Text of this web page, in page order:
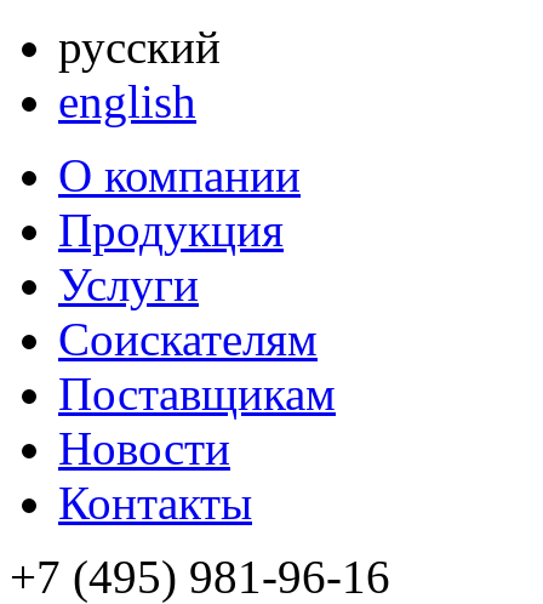
русский
english
О компании
Продукция
Услуги
Соискателям
Поставщикам
Новости
Контакты
+7 (495) 981-96-16